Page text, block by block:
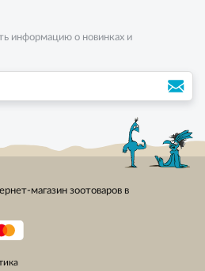
информацию о новинках и
магазин зоотоваров в